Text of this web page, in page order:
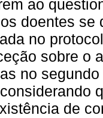
ao
doentes
no
sobre o
no
de